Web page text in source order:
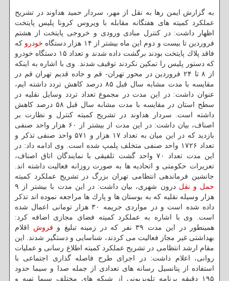
به گزارش ایمن رها به نقل از مهر، سردار حمید هداوند در تشریح
عملكرد كمیته های هفتگانه مقابله با ویروس كرونا پلیس پایتخت
اظهار داشت: در كنترل مبادی ورودی و خروجی پایتخت از هشتم
فروردین تا بیست و دوم این ماه بیشتر از ۱۴ هزار دستگاه
خودرو كه
فاقد پلاك پایتخت بودند برگشت داده شدند و تعداد ۱۵ دستگاه خودرو
كه دستور پلیس را تمكین نكردند توقیف شدند. وی با اشاره به اینكه
از ۸ تا ۲۴ فروردین در محور تهران- قم و جاده قدیم تهران قم در
مقایسه با مدت مشابه سال قبل ۸۵ درصد كاهش تردد داشته ایم،
عنوان داشت: در این مدت در مجموع تعداد تردد وسایل نقلیه در
سطح استان در مقایسه با مدت مشابه سال قبل ۵۸ درصد كاهش
داشته است. سردار هداوند در تشریح كمیته كنترل و نظارت بر
اصناف، بیان داشت: در این مدت از بیشتر از ۶۰ هزار واحد صنفی
بازدید كه در این میان به تعداد ۱۷ هزار و ۵۷۱ واحد صنفی تذكر و
تعداد ۱۷۲۶ واحد صنفی متخلف پلمپ شده است. وی ادامه داد: در
این مدت تعداد ۷۰ واحد گشت تلفیقی با نمایندگان اتاق اصناف،
تعزیرات حكومتی و اتحادیه ها به صورت روزانه فعالیت داشته اند.
جانشین فرماندهی انتظامی تهران بزرگ در تشریح عملكرد كمیته
حمل و نقل
درون شهری، بیان داشت: در این مدت با بیشتر از ۹
هزار وسیله نقلیه كه به بوستان ها و پارك ها مراجعه نموده اند تذكر
داده شده است و در مواردی جریمه ۳۰ هزار تومانی اعمال شده
است. وی با اشاره به عملكرد كمیته فضای مجازی اضافه كرد:
همینطور در این مدت ۳۹ نفر كه در زمینه تبلیغ و
فروش اقلام
بهداشتی غیر مجاز فعالیت می كردند، شناسایی و دستگیر شدند. این
مقام ارشد انتظامی در تشریح عملكرد كمیته اطلاع رسانی و عملیات
روانی، اعلام داشت: در اجرای طرح فاصله گذاری اجتماعی با
استفاده از پتانسیل رسانه های تعدادی از جمله صدا و سیما حدود
۱۹۵ دقیقه برنامه تلویزیونی از شبكه های مختلف سیما تهیه و